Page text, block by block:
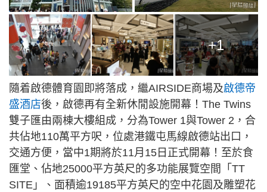
+1
隨着啟德體育園即將落成，繼AIRSIDE商場及啟德帝
盛酒店後，啟德再有全新休閒設施開幕！The Twins
雙子匯由兩棟大樓組成，分為Tower 1與Tower 2，合
共佔地110萬平方呎，位處港鐵屯馬線啟德站出口，
交通方便，當中1期將於11月15日正式開幕！至於食
匯堂、佔地25000平方英尺的多功能展覽空間「TT
SITE」、面積逾19185平方英尺的空中花園及雕塑花